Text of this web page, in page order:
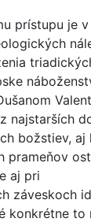
prístupu je v
najstarších
božstiev, aj
prameňov
aj pri
záveskoch
konkrétne to